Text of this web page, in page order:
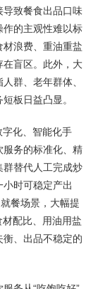
导致餐食出品口味
作的主观性难以标
浪费、重油重盐
在盲区。此外，大
群、老年群体、
板日益凸显。
化、智能化手
服务的标准化、精
群替代人工完成炒
时可稳定产出
餐场景，大幅提
配比、用油用盐
、出品不稳定的